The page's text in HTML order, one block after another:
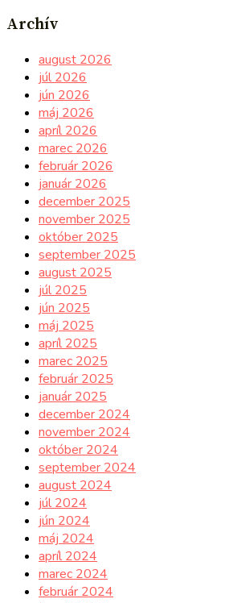
Archív
august 2026
júl 2026
jún 2026
máj 2026
apríl 2026
marec 2026
február 2026
január 2026
december 2025
november 2025
október 2025
september 2025
august 2025
júl 2025
jún 2025
máj 2025
apríl 2025
marec 2025
február 2025
január 2025
december 2024
november 2024
október 2024
september 2024
august 2024
júl 2024
jún 2024
máj 2024
apríl 2024
marec 2024
február 2024